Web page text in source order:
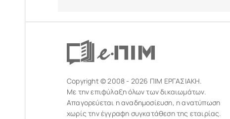
Copyright © 2008 - 2026 ΠΙΜ ΕΡΓΑΣΙΑΚΗ.
Με την επιφύλαξη όλων των δικαιωμάτων.
Απαγορεύεται η αναδημοσίευση, η ανατύπωση
χωρίς την έγγραφη συγκατάθεση της εταιρίας.